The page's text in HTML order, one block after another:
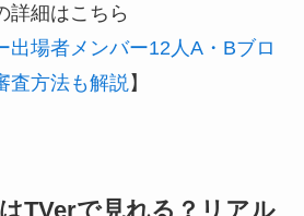
詳細はこちら
出場者メンバー12人A・Bブロ
査方法も解説 】
TVerで見れる？リアル